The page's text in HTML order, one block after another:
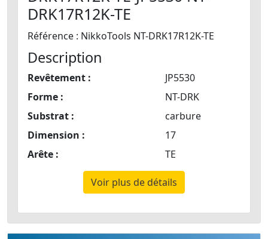
DRK17R12K-TE
Référence : NikkoTools NT-DRK17R12K-TE
Description
Revêtement :
JP5530
Forme :
NT-DRK
Substrat :
carbure
Dimension :
17
Arête :
TE
Voir plus de détails